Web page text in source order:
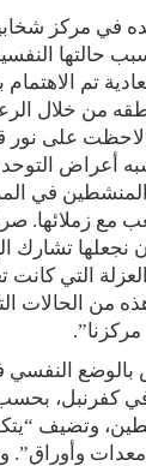
في مركز
حالتها
تم الاهتمام
من خلال
على نور
أعراض
في
مع زملائها.
تشارك
التي
من الحالات
النفسي
وتضيف
وأوراق”.